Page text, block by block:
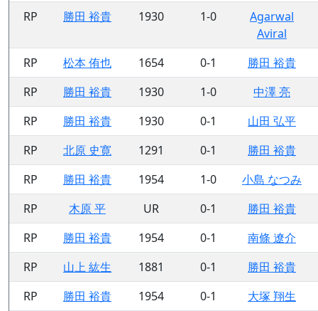
RP
勝田 裕貴 1930 1-0
Agarwal
Aviral
RP
松本 侑也 1654 0-1
勝田 裕貴
RP
勝田 裕貴 1930 1-0
中澤 亮
RP
勝田 裕貴 1930 0-1
山田 弘平
RP
北原 史寛 1291 0-1
勝田 裕貴
RP
勝田 裕貴 1954 1-0
小島 なつみ
RP
木原 平 UR 0-1
勝田 裕貴
RP
勝田 裕貴 1954 0-1
南條 遼介
RP
山上 紘生 1881 0-1
勝田 裕貴
RP
勝田 裕貴 1954 0-1
大塚 翔生